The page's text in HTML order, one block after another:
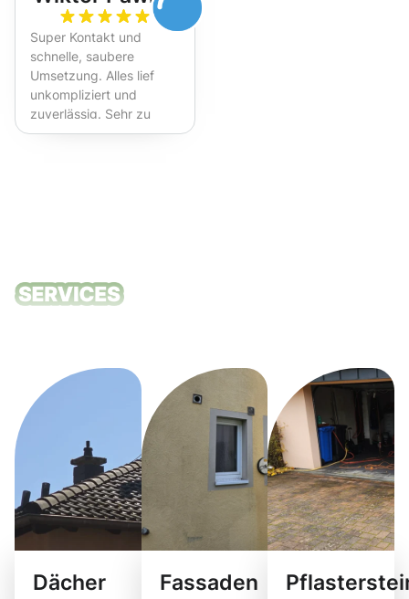
Super Kontakt und
schnelle, saubere
Umsetzung. Alles lief
unkompliziert und
zuverlässig. Sehr zu
empfehlen!
Dächer
Fassaden